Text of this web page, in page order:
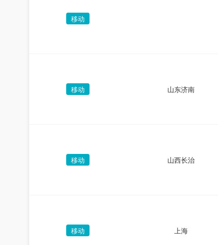
移动
移动 山东济南
移动 山西长治
移动 上海